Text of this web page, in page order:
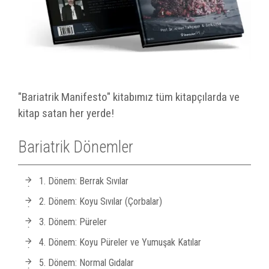
"Bariatrik Manifesto" kitabımız tüm kitapçılarda ve
kitap satan her yerde!
Bariatrik Dönemler
1. Dönem: Berrak Sıvılar
2. Dönem: Koyu Sıvılar (Çorbalar)
3. Dönem: Püreler
4. Dönem: Koyu Püreler ve Yumuşak Katılar
5. Dönem: Normal Gıdalar